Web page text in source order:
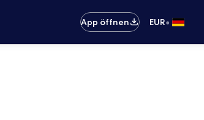
App öffnen EUR•